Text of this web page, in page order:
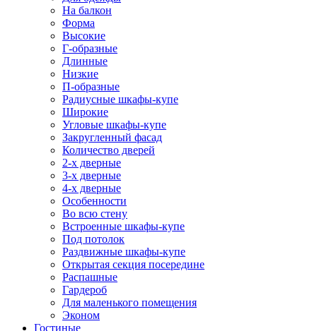
На балкон
Форма
Высокие
Г-образные
Длинные
Низкие
П-образные
Радиусные шкафы-купе
Широкие
Угловые шкафы-купе
Закругленный фасад
Количество дверей
2-х дверные
3-х дверные
4-х дверные
Особенности
Во всю стену
Встроенные шкафы-купе
Под потолок
Раздвижные шкафы-купе
Открытая секция посередине
Распашные
Гардероб
Для маленького помещения
Эконом
Гостиные